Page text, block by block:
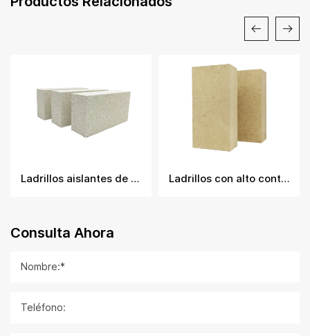
Ladrillos aislantes de mullita Ladrillos con alto contenido de alúmina
Consulta Ahora
Nombre:*
Teléfono: